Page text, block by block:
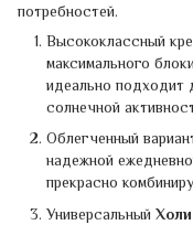
потребностей.
Высококлассный
максимального
идеально подходит
солнечной
Облегченный
надежной
прекрасно
Универсальный